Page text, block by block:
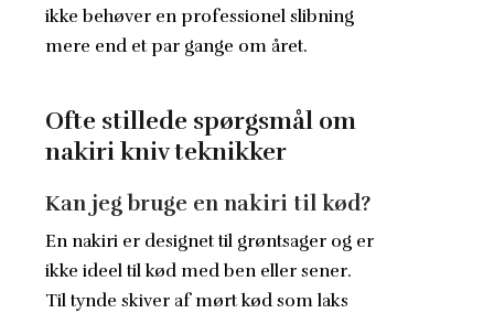
ikke behøver en professionel slibning
mere end et par gange om året.
Ofte stillede spørgsmål om
nakiri kniv teknikker
Kan jeg bruge en nakiri til kød?
En nakiri er designet til grøntsager og er
ikke ideel til kød med ben eller sener.
Til tynde skiver af mørt kød som laks